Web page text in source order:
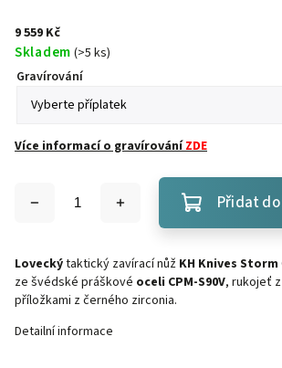
9 559 Kč
Skladem (>5 ks)
Gravírování
Více informací o gravírováníZDE
Přidat
Loveckýtaktický zavírací nůž KH Knives Storm
ze švédské práškové oceli CPM-S90V, rukojeť z
příložkami z černého zirconia.
Detailní informace